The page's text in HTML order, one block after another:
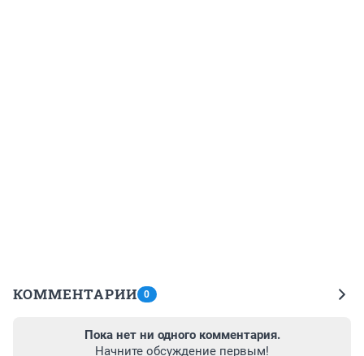
КОММЕНТАРИИ 0
Пока нет ни одного комментария.
Начните обсуждение первым!